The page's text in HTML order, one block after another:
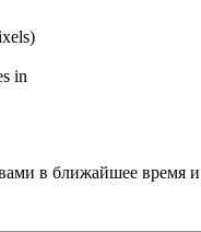
in
в ближайшее время